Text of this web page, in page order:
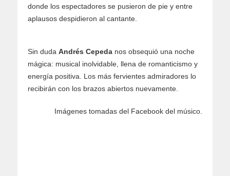
donde los espectadores se pusieron de pie y entre
aplausos despidieron al cantante.
Sin duda Andrés Cepeda nos obsequió una noche
mágica: musical inolvidable, llena de romanticismo y
energía positiva. Los más fervientes admiradores lo
recibirán con los brazos abiertos nuevamente.
Imágenes tomadas del Facebook del músico.